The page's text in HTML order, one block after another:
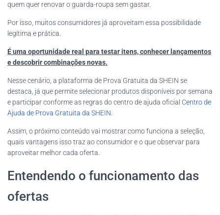
quem quer renovar o guarda-roupa sem gastar.
Por isso, muitos consumidores já aproveitam essa possibilidade
legítima e prática.
É uma oportunidade real para testar itens, conhecer lançamentos
e descobrir combinações novas.
Nesse cenário, a plataforma de Prova Gratuita da SHEIN se
destaca, já que permite selecionar produtos disponíveis por semana
e participar conforme as regras do centro de ajuda oficial Centro de
Ajuda de Prova Gratuita da SHEIN
Assim, o próximo conteúdo vai mostrar como funciona a seleção,
quais vantagens isso traz ao consumidor e o que observar para
aproveitar melhor cada oferta.
Entendendo o funcionamento das
ofertas